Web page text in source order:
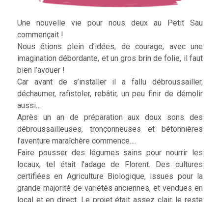
Une nouvelle vie pour nous deux au Petit Sau
commençait !
Nous étions plein d’idées, de courage, avec une
imagination débordante, et un gros brin de folie, il faut
bien l’avouer !
Car avant de s’installer il a fallu débroussailler,
déchaumer, rafistoler, rebâtir, un peu finir de démolir
aussi…
Après un an de préparation aux doux sons des
débroussailleuses, tronçonneuses et bétonnières
l’aventure maraîchère commence….
Faire pousser des légumes sains pour nourrir les
locaux, tel était l’adage de Florent. Des cultures
certifiées en Agriculture Biologique, issues pour la
grande majorité de variétés anciennes, et vendues en
local et en direct. Le projet était assez clair, le reste